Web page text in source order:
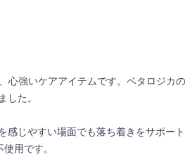
心強いケアアイテムです。ベタロジカ
た。
じやすい場面でも落ち着きをサポート
用です。